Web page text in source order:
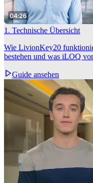
1. Technische Übersicht
Wie LivionKey20
bestehen und was iLOQ
Guide ansehen